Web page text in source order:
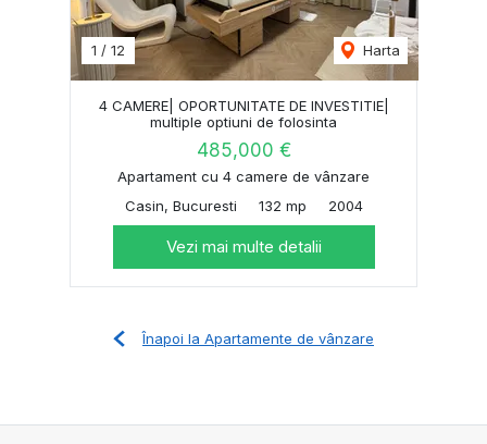
1 / 12 Harta
4 CAMERE| OPORTUNITATE DE INVESTITIE|
multiple optiuni de folosinta
485,000 €
Apartament cu 4 camere de vânzare
Casin, Bucuresti
132 mp 2004
Vezi mai multe detalii
Înapoi la Apartamente de vânzare